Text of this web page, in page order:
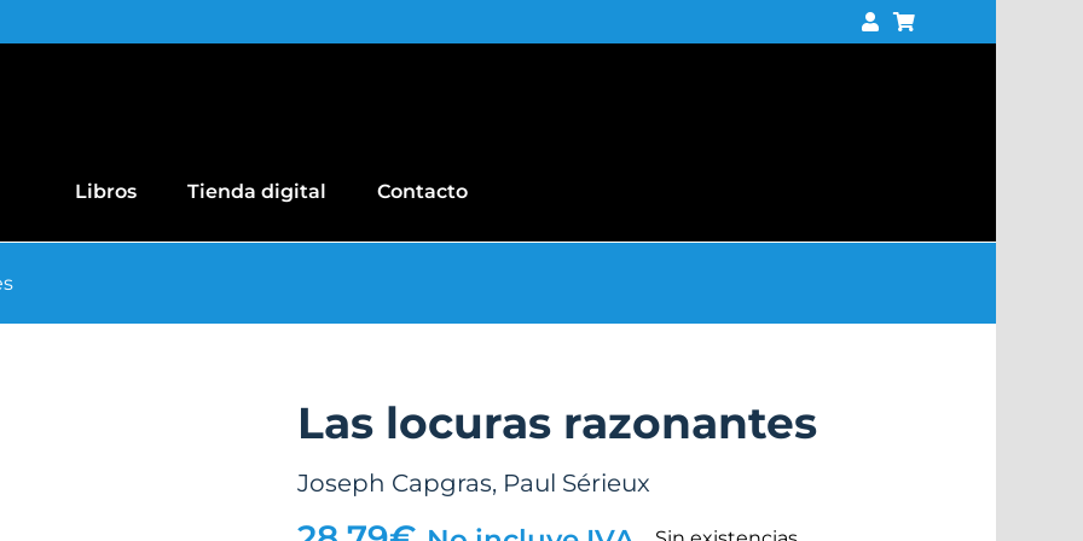
Libros Tienda digital Contacto
Las locuras razonantes
Joseph Capgras, Paul Sérieux